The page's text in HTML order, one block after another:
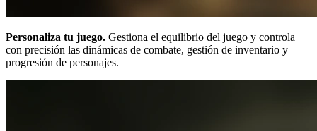
Personaliza tu juego. Gestiona el equilibrio del juego y controla
con precisión las dinámicas de combate, gestión de inventario y
progresión de personajes.